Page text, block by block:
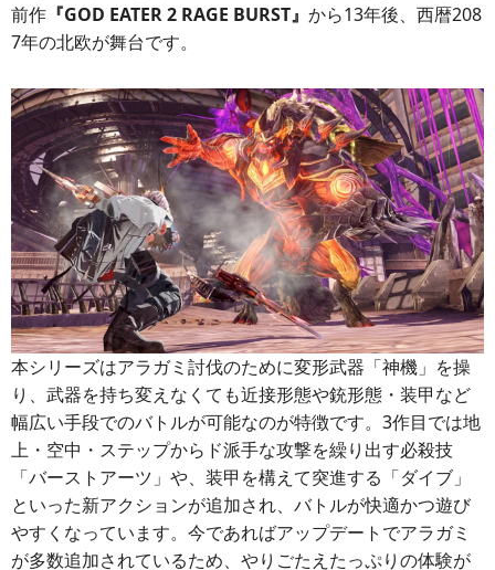
前作 『GOD EATER 2 RAGE BURST』 から13年後、西暦208
7年の北欧が舞台です。
本シリーズはアラガミ討伐のために変形武器「神機」を操
り、武器を持ち変えなくても近接形態や銃形態・装甲など
幅広い手段でのバトルが可能なのが特徴です。3作目では地
上・空中・ステップからド派手な攻撃を繰り出す必殺技
「バーストアーツ」や、装甲を構えて突進する「ダイブ」
といった新アクションが追加され、バトルが快適かつ遊び
やすくなっています。今であればアップデートでアラガミ
が多数追加されているため、やりごたえたっぷりの体験が